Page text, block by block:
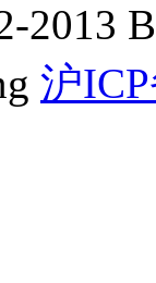
2013
沪